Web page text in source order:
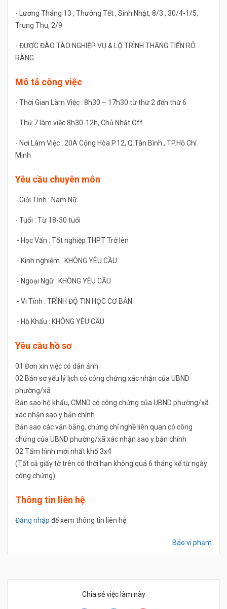
- Lương Tháng 13 , Thưởng Tết , Sinh Nhật, 8/3 , 30/4-1/5,
Trung Thu, 2/9
- ĐƯỢC ĐÀO TÀO NGHIỆP VỤ & LỘ TRÌNH THĂNG TIẾN RÕ
RÀNG
Mô tả công việc
- Thời Gian Làm Việc : 8h30 – 17h30 từ thứ 2 đến thứ 6
- Thứ 7 làm việc 8h30-12h, Chủ Nhật Off
- Nơi Làm Việc : 20A Cộng Hòa P.12, Q.Tân Bình , TP.Hồ Chí
Minh
Yêu cầu chuyên môn
- Giới Tính : Nam Nữ
- Tuổi : Từ 18-30 tuổi
- Học Vấn : Tốt nghiệp THPT Trở lên
- Kinh nghiệm : KHÔNG YÊU CẦU
- Ngoại Ngữ : KHÔNG YÊU CẦU
- Vi Tính : TRÌNH ĐỘ TIN HỌC CƠ BẢN
- Hộ Khẩu : KHÔNG YÊU CẦU
Yêu cầu hồ sơ
01 Đơn xin việc có dán ảnh
02 Bản sơ yếu lý lịch có công chứng xác nhận của UBND
phường/xã
Bản sao hộ khẩu, CMND có công chứng của UBND phường/xã
xác nhận sao y bản chính
Bản sao các văn bằng, chứng chỉ nghề liên quan có công
chứng của UBND phường/xã xác nhận sao y bản chính
02 Tấm hình mới nhất khổ 3x4
(Tất cả giấy tờ trên có thời hạn không quá 6 tháng kể từ ngày
công chứng)
Thông tin liên hệ
Đăng nhập để xem thông tin liên hệ
Báo vi phạm
Chia sẻ việc làm này